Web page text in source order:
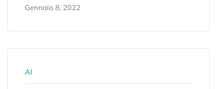
Gennaio 8, 2022
AI